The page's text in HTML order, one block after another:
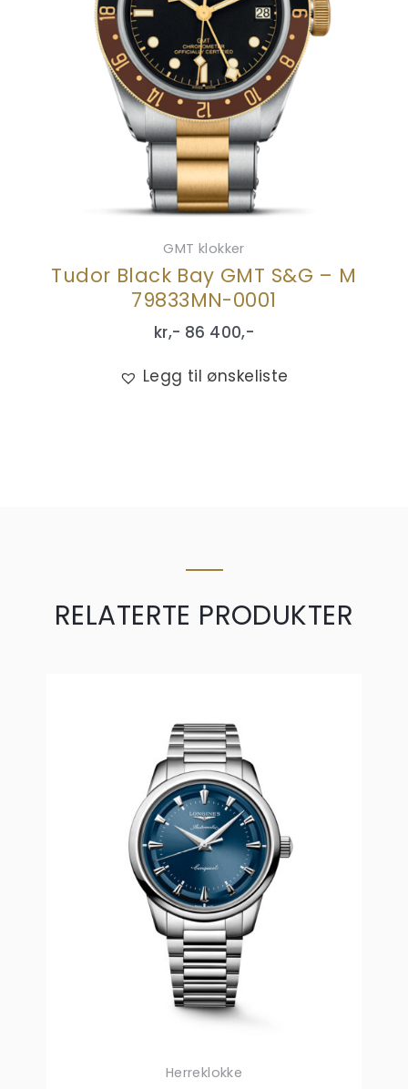
GMT klokker
Tudor Black Bay GMT S&G – M
79833MN-0001
kr,- 86 400,-
Legg til ønskeliste
RELATERTE PRODUKTER
Herreklokke